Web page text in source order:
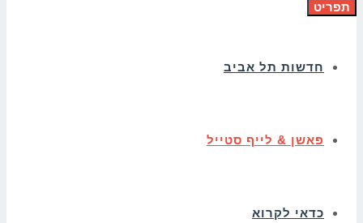
תפריט
חדשות תל אביב
פאשן & לייף סטייל
כדאי לקרוא